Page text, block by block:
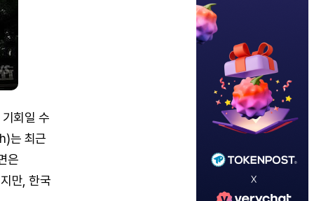
회일 수
는 최근
은
만, 한국